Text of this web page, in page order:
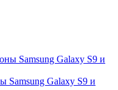
Samsung Galaxy S9 и